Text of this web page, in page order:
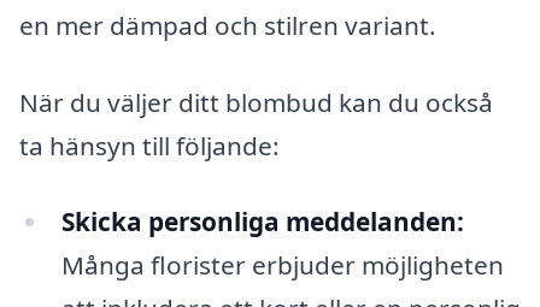
en mer dämpad och stilren variant.
När du väljer ditt blombud kan du också
ta hänsyn till följande:
Skicka personliga meddelanden:
Många florister erbjuder möjligheten